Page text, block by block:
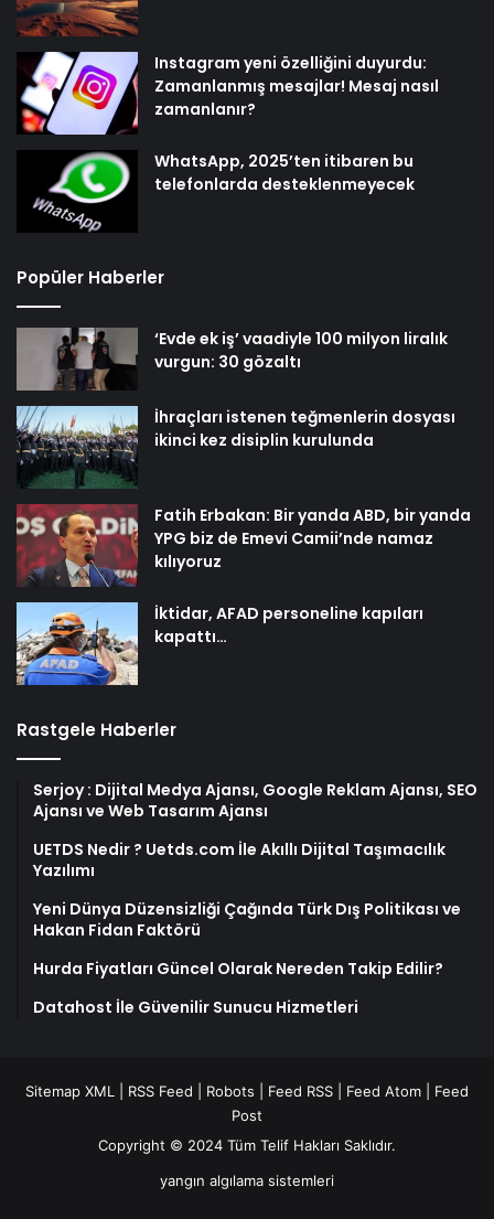
Instagram yeni özelliğini duyurdu:
Zamanlanmış mesajlar! Mesaj nasıl
zamanlanır?
WhatsApp, 2025’ten itibaren bu
telefonlarda desteklenmeyecek
Popüler Haberler
‘Evde ek iş’ vaadiyle 100 milyon liralık
vurgun: 30 gözaltı
İhraçları istenen teğmenlerin dosyası
ikinci kez disiplin kurulunda
Fatih Erbakan: Bir yanda ABD, bir yanda
YPG biz de Emevi Camii’nde namaz
kılıyoruz
İktidar, AFAD personeline kapıları
kapattı…
Rastgele Haberler
Serjoy : Dijital Medya Ajansı, Google Reklam Ajansı, SEO
Ajansı ve Web Tasarım Ajansı
UETDS Nedir ? Uetds.com İle Akıllı Dijital Taşımacılık
Yazılımı
Yeni Dünya Düzensizliği Çağında Türk Dış Politikası ve
Hakan Fidan Faktörü
Hurda Fiyatları Güncel Olarak Nereden Takip Edilir?
Datahost İle Güvenilir Sunucu Hizmetleri
Sitemap XML RSS Feed Robots Feed RSS Feed Atom
Feed
Post
Copyright © 2024 Tüm Telif Hakları Saklıdır.
yangın algılama sistemleri